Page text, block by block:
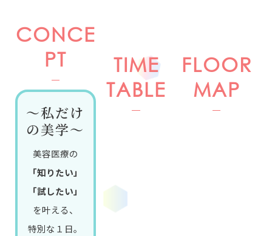
CONCE
PT
～私だけ
の美学～
美容医療の
「知りたい」
「試したい」
を叶える、
特別な１日。
TIME
TABLE
FLOOR
MAP